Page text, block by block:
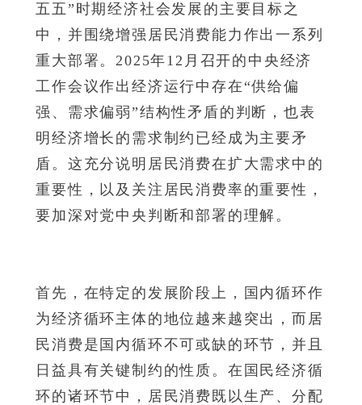
五五”时期经济社会发展的主要目标之
中，并围绕增强居民消费能力作出一系列
重大部署。2025年12月召开的中央经济
工作会议作出经济运行中存在“供给偏
强、需求偏弱”结构性矛盾的判断，也表
明经济增长的需求制约已经成为主要矛
盾。这充分说明居民消费在扩大需求中的
重要性，以及关注居民消费率的重要性，
要加深对党中央判断和部署的理解。
首先，在特定的发展阶段上，国内循环作
为经济循环主体的地位越来越突出，而居
民消费是国内循环不可或缺的环节，并且
日益具有关键制约的性质。在国民经济循
环的诸环节中，居民消费既以生产、分配